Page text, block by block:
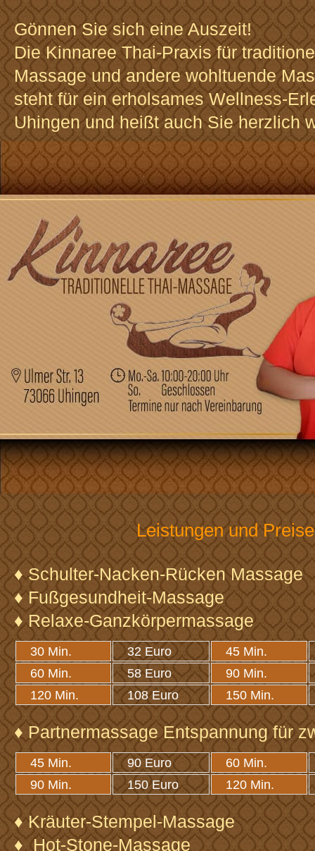
Gönnen Sie sich eine Auszeit!
Die Kinnaree Thai-Praxis für
Massage und andere wohltuende
steht für ein erholsames Wellness-
Uhingen und heißt auch Sie herzlich
Leistungen und Preise
♦ Schulter-Nacken-Rücken Massage
♦ Fußgesundheit-Massage
♦ Relaxe-Ganzkörpermassage
30 Min. 32 Euro
45 Min.
60 Min.
58 Euro
90 Min.
120 Min.
108 Euro 150 Min.
♦ Partnermassage Entspannung für
45 Min. 90 Euro
60 Min.
90 Min.
150 Euro 120 Min.
♦ Kräuter-Stempel-Massage
♦ Hot-Stone-Massage